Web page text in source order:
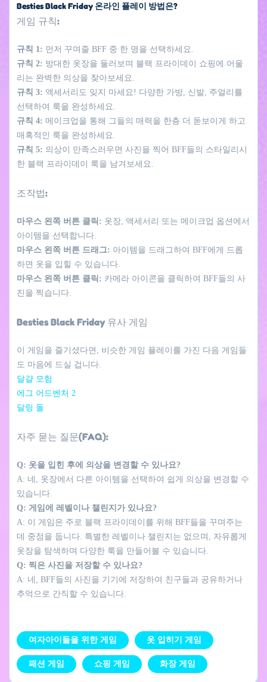
Besties Black Friday 온라인 플레이 방법은?
게임 규칙:
규칙 1: 먼저 꾸며줄 BFF 중 한 명을 선택하세요.
규칙 2: 방대한 옷장을 둘러보며 블랙 프라이데이 쇼핑에 어울
리는 완벽한 의상을 찾아보세요.
규칙 3: 액세서리도 잊지 마세요! 다양한 가방, 신발, 주얼리를
선택하여 룩을 완성하세요.
규칙 4: 메이크업을 통해 그들의 매력을 한층 더 돋보이게 하고
매혹적인 룩을 완성하세요.
규칙 5: 의상이 만족스러우면 사진을 찍어 BFF들의 스타일리시
한 블랙 프라이데이 룩을 남겨보세요.
조작법:
마우스 왼쪽 버튼 클릭: 옷장, 액세서리 또는 메이크업 옵션에서
아이템을 선택합니다.
마우스 왼쪽 버튼 드래그: 아이템을 드래그하여 BFF에게 드롭
하면 옷을 입힐 수 있습니다.
마우스 왼쪽 버튼 클릭: 카메라 아이콘을 클릭하여 BFF들의 사
진을 찍습니다.
Besties Black Friday 유사 게임
이 게임을 즐기셨다면, 비슷한 게임 플레이를 가진 다음 게임들
도 마음에 드실 겁니다.
달걀 모험
에그 어드벤처 2
달링 돌
자주 묻는 질문(FAQ):
Q: 옷을 입힌 후에 의상을 변경할 수 있나요?
A: 네, 옷장에서 다른 아이템을 선택하여 쉽게 의상을 변경할 수
있습니다.
Q: 게임에 레벨이나 챌린지가 있나요?
A: 이 게임은 주로 블랙 프라이데이를 위해 BFF들을 꾸며주는
데 중점을 둡니다. 특별한 레벨이나 챌린지는 없으며, 자유롭게
옷장을 탐색하며 다양한 룩을 만들어볼 수 있습니다.
Q: 찍은 사진을 저장할 수 있나요?
A: 네, BFF들의 사진을 기기에 저장하여 친구들과 공유하거나
추억으로 간직할 수 있습니다.
여자아이들을 위한 게임 옷 입히기 게임
패션 게임 쇼핑 게임 화장 게임